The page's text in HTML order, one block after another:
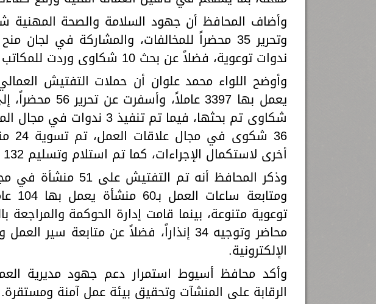
ندوات توعوية، فضلاً عن بحث 10 شكاوى وردت للمكاتب الميدانية.
شكاوى تم بحثها، فيما تم
أخرى لاستكمال الإجراءات، كما تم استلام وتسليم 132 عقد عمل للتشغيل الخارجي.
الإلكترونية.
وأكد محافظ أسيوط استمرار دعم جهود مديرية
الرقابة على المنشآت وتحقيق بيئة عمل آمنة ومستقرة.